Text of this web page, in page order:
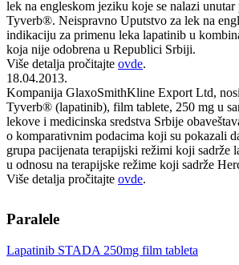
lek na engleskom jeziku koje se nalazi unutar
Tyverb®. Neispravno Uputstvo za lek na
indikaciju za primenu leka lapatinib u
koja nije odobrena u Republici Srbiji.
Više detalja pročitajte ovde.
18.04.2013.
Kompanija GlaxoSmithKline Export Ltd,
Tyverb® (lapatinib), film tablete, 250 mg u
lekove i medicinska sredstva Srbije
o komparativnim podacima koji su pokazali
grupa pacijenata terapijski režimi koji sadrže
u odnosu na terapijske režime koji sadrže
Više detalja pročitajte ovde.
Paralele
Lapatinib STADA 250mg film tableta